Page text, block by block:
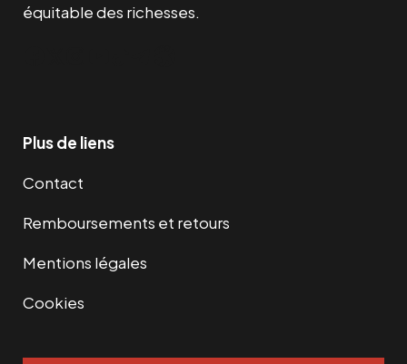
équitable des richesses.
Plus de liens
Contact
Remboursements et retours
Mentions légales
Cookies